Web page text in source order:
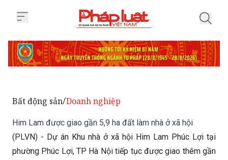
Bất động sản/Doanh nghiệp
Him Lam được giao gần 5,9 ha đất làm nhà ở xã hội
(PLVN) - Dự án Khu nhà ở xã hội Him Lam Phúc Lợi tại
phường Phúc Lợi, TP Hà Nội tiếp tục được giao thêm gần